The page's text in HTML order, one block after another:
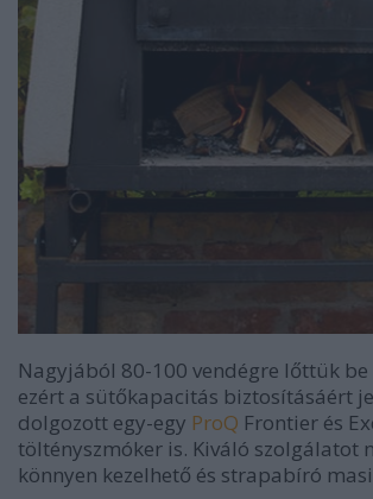
Nagyjából 80-100 vendégre lőttük be
ezért a sütőkapacitás biztosításáért
dolgozott egy-egy ProQ Frontier és
töltényszmóker is. Kiváló szolgálatot
könnyen kezelhető és strapabíró